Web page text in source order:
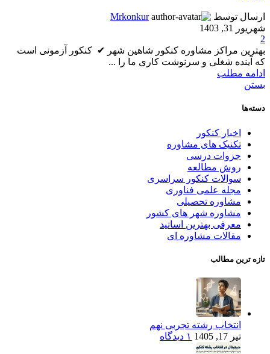
ارسال توسط
Mrkonkur
شهریور 31, 1403
2
بهترین مراکز مشاوره کنکور شاهین شهر ✔ کنکور آزمونی است
که آینده شغلی و سرنوشت کاری ما را ...
ادامه مطلب
بستن
دسته‌ها
اخبار کنکور
تکنیک های مشاوره
جزوات درسی
روش مطالعه
سوالات کنکور سراسری
مجله علمی فناوری
مشاوره تحصیلی
مشاوره شهر های کشور
معرفی بهترین اساتید
مقالات مشاوره ای
تازه ترین مطالب
انتخاب رشته تجربی نهم
تیر 17, 1405
۱ دیدگاه